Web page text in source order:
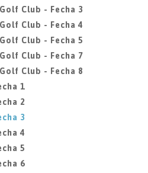
Club - Fecha 3
Club - Fecha 4
Club - Fecha 5
Club - Fecha 7
Club - Fecha 8
1
2
3
4
5
6